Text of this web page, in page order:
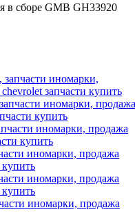
в сборе GMB GH33920